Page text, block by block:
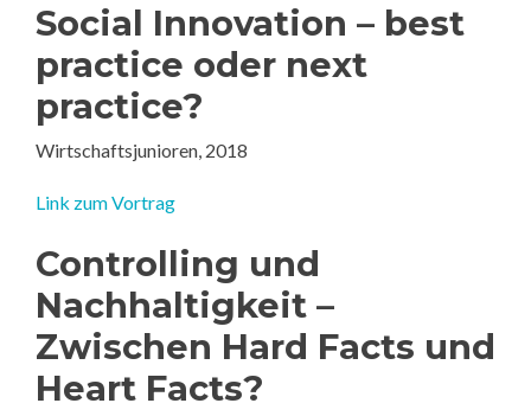
Social Innovation – best
practice oder next
practice?
Wirtschaftsjunioren, 2018
Link zum Vortrag
Controlling und
Nachhaltigkeit –
Zwischen Hard Facts und
Heart Facts?